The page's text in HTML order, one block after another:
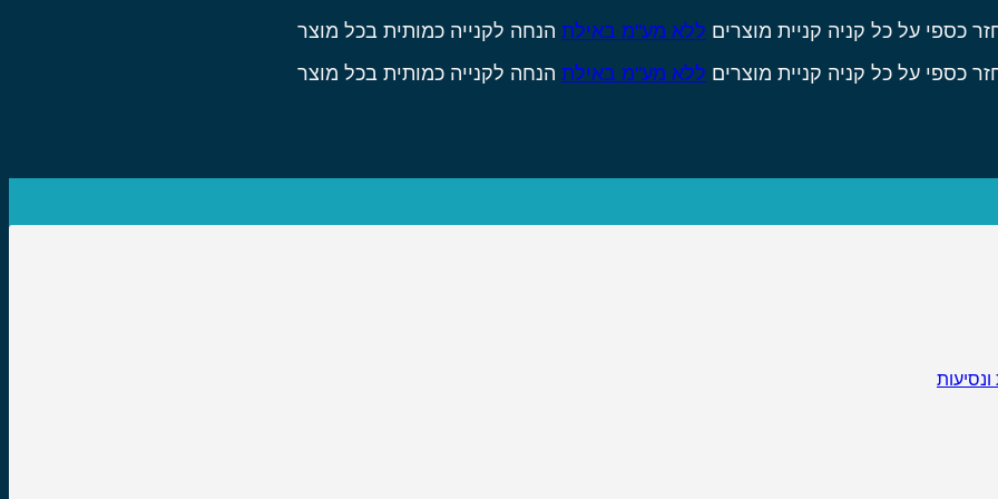
כספי על כל קניה קניית מוצרים ללא מע"מ באילת הנחה לקנייה כמותית בכל מוצר
כספי על כל קניה קניית מוצרים ללא מע"מ באילת הנחה לקנייה כמותית בכל מוצר
ונסיעות